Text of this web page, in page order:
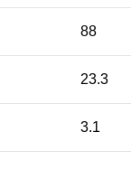
88
23.3
3.1